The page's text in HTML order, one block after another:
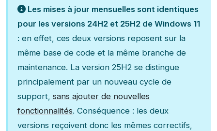
Les mises à jour mensuelles sont identiques
pour les versions 24H2 et 25H2 de Windows 11
: en effet, ces deux versions reposent sur la
même base de code et la même branche de
maintenance. La version 25H2 se distingue
principalement par un nouveau cycle de
support, sans ajouter de nouvelles
fonctionnalités. Conséquence : les deux
versions reçoivent donc les mêmes correctifs,